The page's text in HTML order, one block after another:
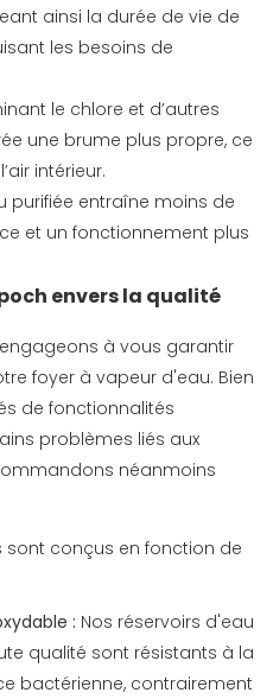
ainsi la durée de vie de
les besoins de
le chlore et d’autres
une brume plus propre, ce
intérieur.
purifiée entraîne moins de
et un fonctionnement plus
envers la qualité
à vous garantir
foyer à vapeur d'eau. Bien
de fonctionnalités
problèmes liés aux
néanmoins
conçus en fonction de
: Nos réservoirs d'eau
qualité sont résistants à la
bactérienne, contrairement